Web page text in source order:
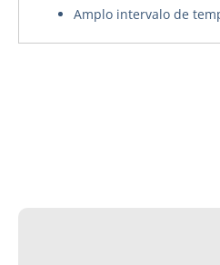
Amplo intervalo de